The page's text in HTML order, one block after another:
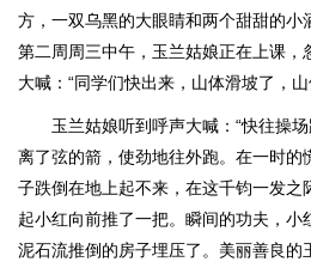
方，一双乌黑的大眼睛和两个甜甜的小
第二周周三中午，玉兰姑娘正在上课，
大喊：“同学们快出来，山体滑坡了，山
玉兰姑娘听到呼声大喊：“快往操
离了弦的箭，使劲地往外跑。在一时的
子跌倒在地上起不来，在这千钧一发之
起小红向前推了一把。瞬间的功夫，小
泥石流推倒的房子埋压了。美丽善良的